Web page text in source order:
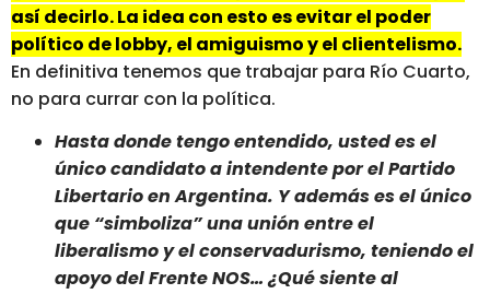
así decirlo. La idea con esto es evitar el poder
político de lobby, el amiguismo y el clientelismo.
En definitiva tenemos que trabajar para Río Cuarto,
no para currar con la política.
Hasta donde tengo entendido, usted es el
único candidato a intendente por el Partido
Libertario en Argentina. Y además es el único
que “simboliza” una unión entre el
liberalismo y el conservadurismo, teniendo el
apoyo del Frente NOS… ¿Qué siente al